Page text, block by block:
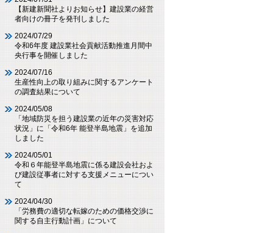
【新建新聞社よりお知らせ】建設業の経営
者向けの冊子を発刊しました
2024/07/29
令和6年度 建設業社会貢献活動推進月間中
央行事を開催しました
2024/07/16
生産性向上の取り組みに関するアンケート
の調査結果について
2024/05/08
「地域防災を担う建設業の近年の災害対応
状況」に「令和6年 能登半島地震」を追加
しました
2024/05/01
令和６年能登半島地震に係る建設会社およ
び建設従事者に対する支援メニューについ
て
2024/04/30
「労務費の適切な転嫁のための価格交渉に
関する自主行動計画」について